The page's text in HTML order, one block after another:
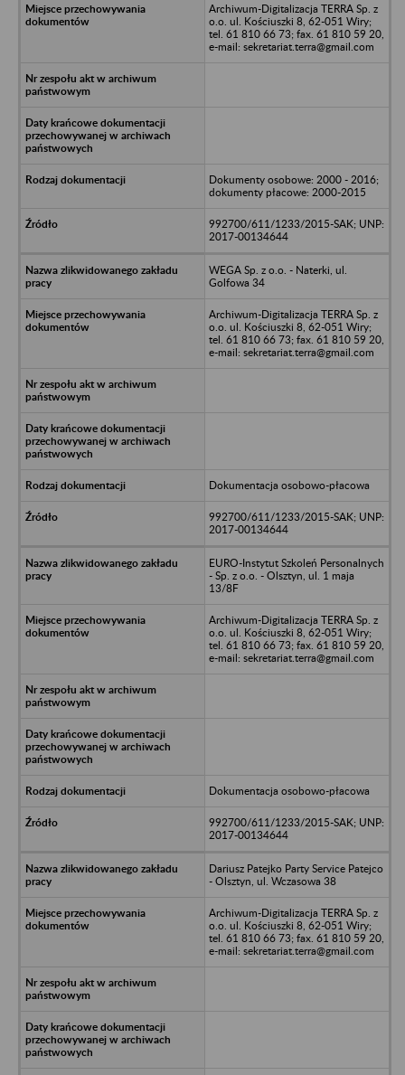
Archiwum-Digitalizacja TERRA Sp. z
o.o. ul. Kościuszki 8, 62-051 Wiry;
tel. 61 810 66 73; fax. 61 810 59 20,
e-mail: sekretariat.terra@gmail.com
Dokumenty osobowe: 2000 - 2016;
dokumenty płacowe: 2000-2015
992700/611/1233/2015-SAK; UNP:
2017-00134644
WEGA Sp. z o.o. - Naterki, ul.
Golfowa 34
Archiwum-Digitalizacja TERRA Sp. z
o.o. ul. Kościuszki 8, 62-051 Wiry;
tel. 61 810 66 73; fax. 61 810 59 20,
e-mail: sekretariat.terra@gmail.com
Dokumentacja osobowo-płacowa
992700/611/1233/2015-SAK; UNP:
2017-00134644
EURO-Instytut Szkoleń Personalnych
- Sp. z o.o. - Olsztyn, ul. 1 maja
13/8F
Archiwum-Digitalizacja TERRA Sp. z
o.o. ul. Kościuszki 8, 62-051 Wiry;
tel. 61 810 66 73; fax. 61 810 59 20,
e-mail: sekretariat.terra@gmail.com
Dokumentacja osobowo-płacowa
992700/611/1233/2015-SAK; UNP:
2017-00134644
Dariusz Patejko Party Service Patejco
- Olsztyn, ul. Wczasowa 38
Archiwum-Digitalizacja TERRA Sp. z
o.o. ul. Kościuszki 8, 62-051 Wiry;
tel. 61 810 66 73; fax. 61 810 59 20,
e-mail: sekretariat.terra@gmail.com